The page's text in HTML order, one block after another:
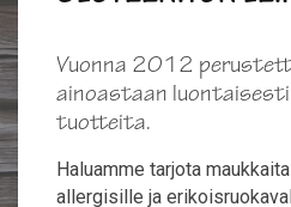
Vuonna 2012
ainoastaan
tuotteita.
Haluamme tarjota
allergisille ja